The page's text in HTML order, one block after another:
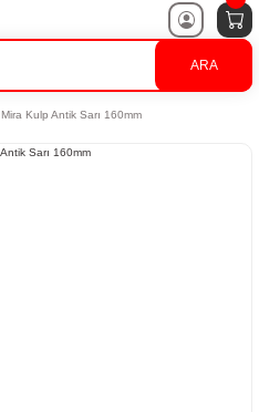
ARA
Mira Kulp Antik Sarı 160mm